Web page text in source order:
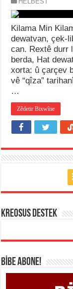
Kilama Min
dewatvan, çek-
can. Rextê durr
berda, Hat
xorta: û çarçev
vê “qîza”
…
Zêdetir Bixwîne
KREOSUS DESTEK
BİBE ABONE!